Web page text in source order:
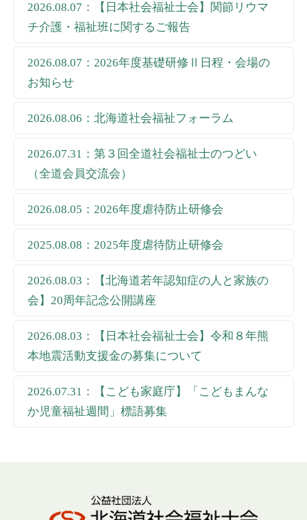
2026.08.07：【日本社会福祉士会】関節リウマ
チ介護・福祉班に関するご報告
2026.08.07：2026年度基礎研修Ⅱ日程・会場の
お知らせ
2026.08.06：北海道社会福祉フォーラム
2026.07.31：第３回全道社会福祉士のつどい
（全道会員交流会）
2026.08.05：2026年度虐待防止研修会
2025.08.08：2025年度虐待防止研修会
2026.08.03：【北海道若年認知症の人と家族の
会】20周年記念公開講座
2026.08.03：【日本社会福祉士会】令和８年熊
本地震活動支援金の募集について
2026.07.31：【こども家庭庁】「こどもまんな
か児童福祉週間」標語募集